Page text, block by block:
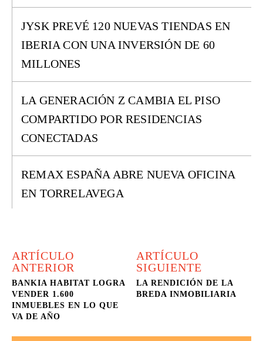
JYSK PREVÉ 120 NUEVAS TIENDAS EN
IBERIA CON UNA INVERSIÓN DE 60
MILLONES
LA GENERACIÓN Z CAMBIA EL PISO
COMPARTIDO POR RESIDENCIAS
CONECTADAS
REMAX ESPAÑA ABRE NUEVA OFICINA
EN TORRELAVEGA
ARTÍCULO
ANTERIOR
BANKIA HABITAT LOGRA
VENDER 1.600
INMUEBLES EN LO QUE
VA DE AÑO
ARTÍCULO
SIGUIENTE
LA RENDICIÓN DE LA
BREDA INMOBILIARIA